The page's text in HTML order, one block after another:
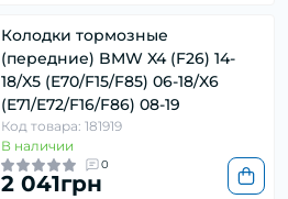
Колодки тормозные
(передние) BMW X4 (F26) 14-
18/X5 (E70/F15/F85) 06-18/X6
(E71/E72/F16/F86) 08-19
Код товара: 181919
В наличии
0
2 041грн